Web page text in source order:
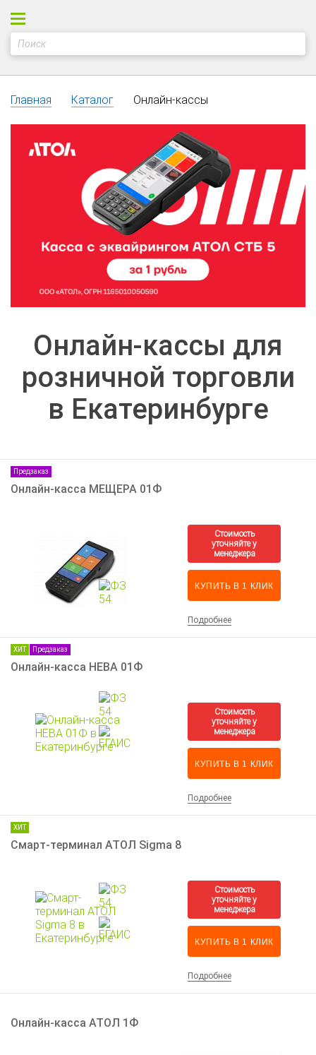
Главная Каталог Онлайн-кассы
Онлайн-кассы для
розничной торговли
в Екатеринбурге
Предзаказ
Онлайн-касса МЕЩЕРА 01Ф
КУПИТЬ В 1 КЛИК
Подробнее
ХИТ Предзаказ
Онлайн-касса НЕВА 01Ф
КУПИТЬ В 1 КЛИК
Подробнее
ХИТ
Смарт-терминал АТОЛ Sigma 8
КУПИТЬ В 1 КЛИК
Подробнее
Онлайн-касса АТОЛ 1Ф